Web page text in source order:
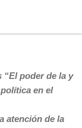
“El poder de la y
en el
atención de la